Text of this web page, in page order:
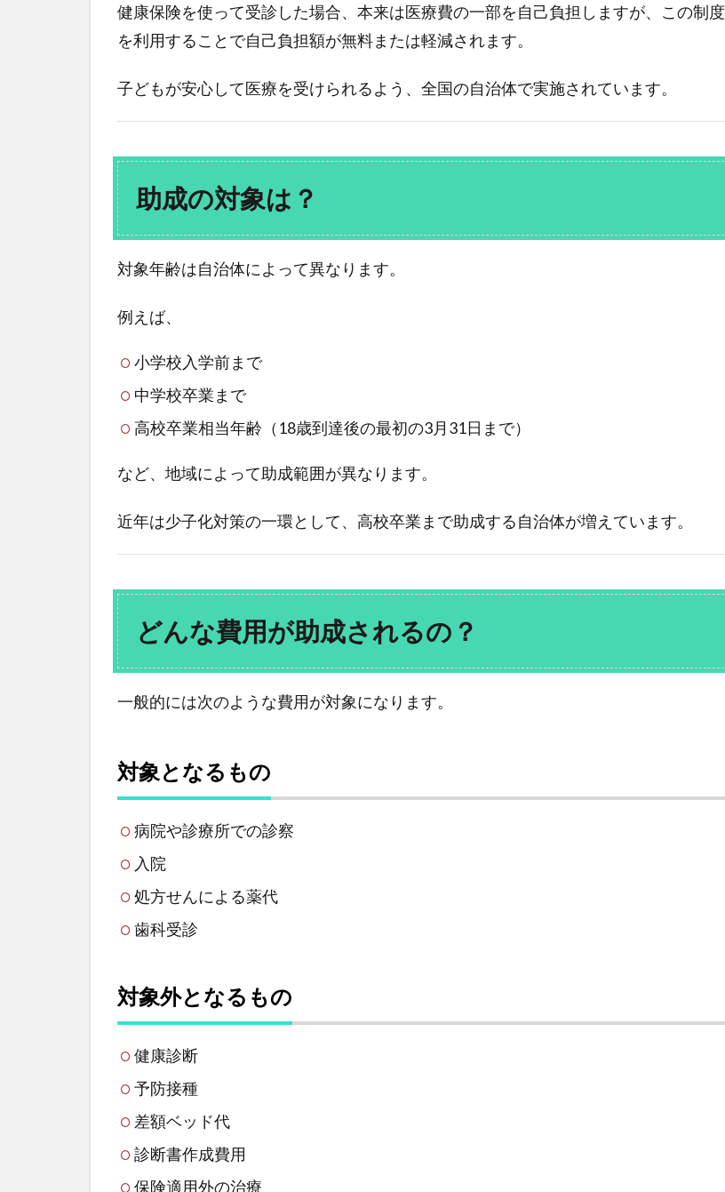
健康保険を使って受診した場合、本来は医療費の一部を自己負担しますが、この制度
を利用することで自己負担額が無料または軽減されます。
子どもが安心して医療を受けられるよう、全国の自治体で実施されています。
助成の対象は？
対象年齢は自治体によって異なります。
例えば、
小学校入学前まで
中学校卒業まで
高校卒業相当年齢（18歳到達後の最初の3月31日まで）
など、地域によって助成範囲が異なります。
近年は少子化対策の一環として、高校卒業まで助成する自治体が増えています。
どんな費用が助成されるの？
一般的には次のような費用が対象になります。
対象となるもの
病院や診療所での診察
入院
処方せんによる薬代
歯科受診
対象外となるもの
健康診断
予防接種
差額ベッド代
診断書作成費用
保険適用外の治療